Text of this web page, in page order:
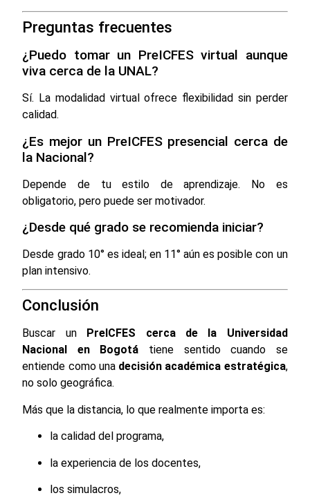
Preguntas frecuentes
¿Puedo tomar un PreICFES virtual aunque
viva cerca de la UNAL?
Sí. La modalidad virtual ofrece flexibilidad sin perder
calidad.
¿Es mejor un PreICFES presencial cerca de
la Nacional?
Depende de tu estilo de aprendizaje. No es
obligatorio, pero puede ser motivador.
¿Desde qué grado se recomienda iniciar?
Desde grado 10° es ideal; en 11° aún es posible con un
plan intensivo.
Conclusión
Buscar un
PreICFES cerca de la Universidad
Nacional en Bogotá tiene sentido cuando se
entiende como una decisión académica estratégica,
no solo geográfica.
Más que la distancia, lo que realmente importa es:
la calidad del programa,
la experiencia de los docentes,
los simulacros,